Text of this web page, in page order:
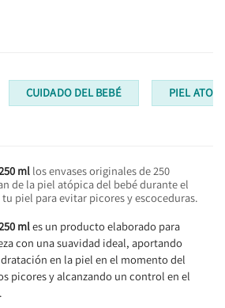
CUIDADO DEL BEBÉ PIEL
ml los envases originales de 250
de la piel atópica del bebé durante el
piel para evitar picores y escoceduras.
mles un producto elaborado para
con una suavidad ideal, aportando
en la piel en el momento del
picores y alcanzando un control en el